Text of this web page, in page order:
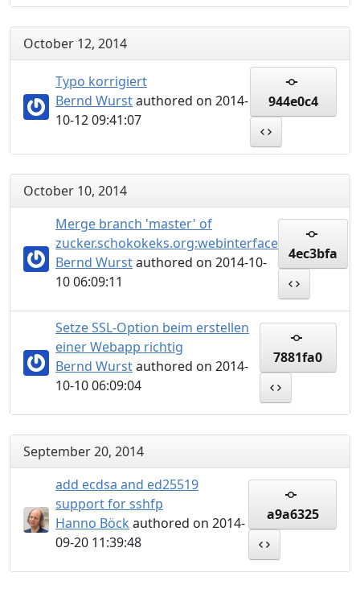
October 12, 2014
Typo korrigiert
Bernd Wurstauthored on 2014-
10-12 09:41:07
944e0c4
October 10, 2014
Merge branch 'master' of
zucker.schokokeks.org:webinterface
Bernd Wurstauthored on 2014-10-
10 06:09:11
4ec3bfa
Setze SSL-Option beim erstellen
einer Webapp richtig
Bernd Wurstauthored on 2014-
10-10 06:09:04
7881fa0
September 20, 2014
add ecdsa and ed25519
support for sshfp
Hanno Böck authored on 2014-
09-20 11:39:48
a9a6325